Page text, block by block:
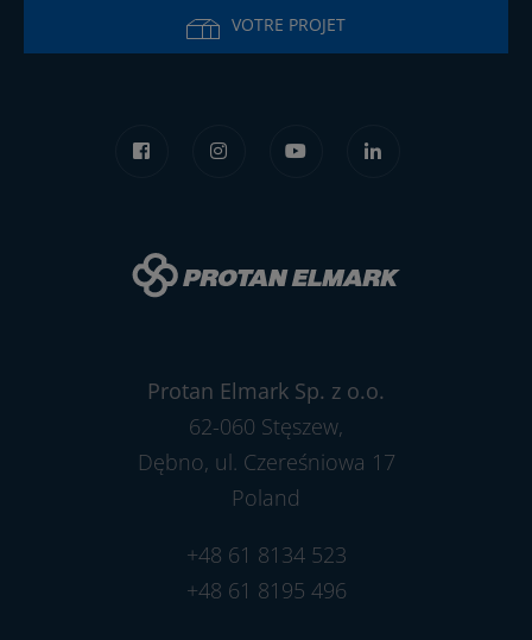
VOTRE PROJET
Protan Elmark Sp. z o.o.
62-060 Stęszew,
Dębno, ul. Czereśniowa 17
Poland
+48 61 8134 523
+48 61 8195 496